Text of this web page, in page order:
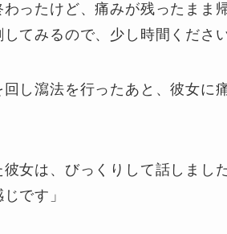
ったけど、痛みが残ったまま
てみるので、少し時間ください
し瀉法を行ったあと、彼女に
女は、びっくりして話しまし
です」